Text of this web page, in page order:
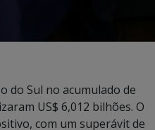
do Sul no acumulado de
US$ 6,012 bilhões. O
com um superávit de